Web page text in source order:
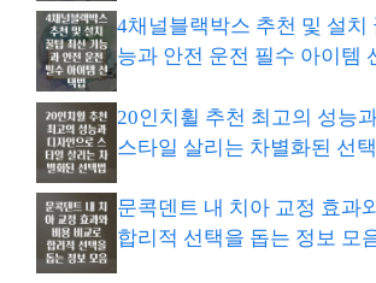
4채널블랙박스 추천 및 설치
능과 안전 운전 필수 아이템
20인치휠 추천 최고의 성능
스타일 살리는 차별화된 선
문콕덴트 내 치아 교정 효과
합리적 선택을 돕는 정보 모